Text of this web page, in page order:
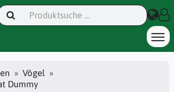
Vögel
Dummy